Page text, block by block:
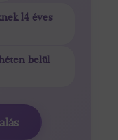
14 éves
belül